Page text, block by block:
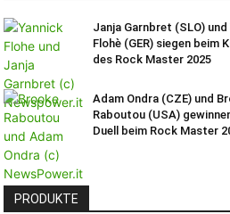
Janja Garnbret (SLO)
Flohè (GER) siegen beim
des Rock Master 2025
Adam Ondra (CZE) und
Raboutou (USA)
Duell beim Rock Master
PRODUKTE